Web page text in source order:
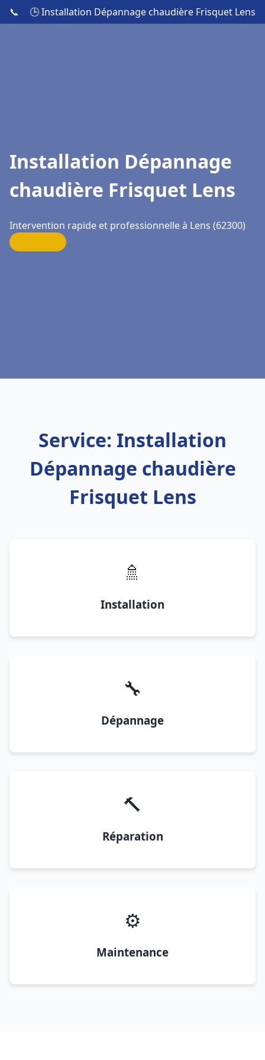
📞 🕒 Installation Dépannage chaudière Frisquet Lens
Installation Dépannage
chaudière Frisquet Lens
Intervention rapide et professionnelle à Lens (62300)
Service: Installation
Dépannage chaudière
Frisquet Lens
🚿
Installation
🔧
Dépannage
🔨
Réparation
⚙️
Maintenance